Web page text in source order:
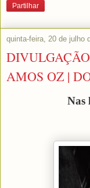
Partilhar
quinta-feira, 20 de julho
AMOS OZ |
Nas